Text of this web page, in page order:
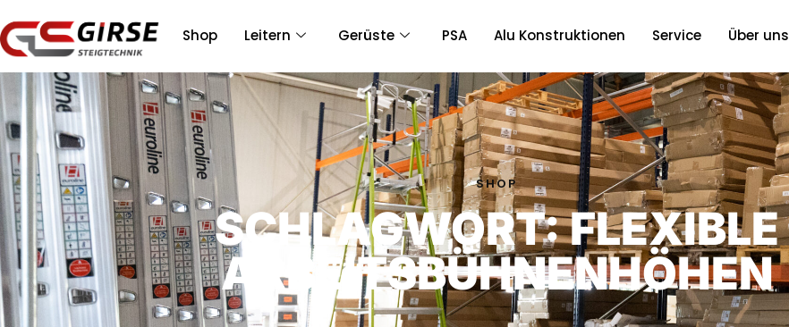
Shop Leitern Gerüste PSA Alu Konstruktionen Service Über uns
SHOP
SCHLAGWORT: FLEXIBLE
ARBEITSBÜHNENHÖHEN